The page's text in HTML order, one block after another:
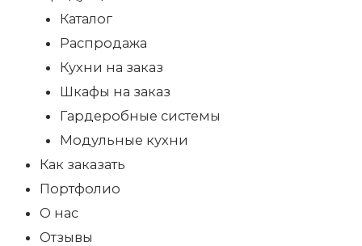
Каталог
Распродажа
Кухни на заказ
Шкафы на заказ
Гардеробные системы
Модульные кухни
Как заказать
Портфолио
О нас
Отзывы